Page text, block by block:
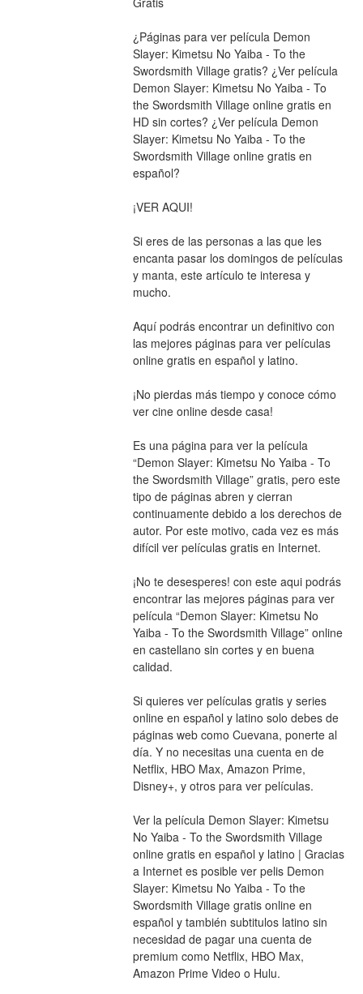
¿Páginas para ver película Demon
Slayer: Kimetsu No Yaiba - To the
Swordsmith Village gratis? ¿Ver película
Demon Slayer: Kimetsu No Yaiba - To
the Swordsmith Village online gratis en
HD sin cortes? ¿Ver película Demon
Slayer: Kimetsu No Yaiba - To the
Swordsmith Village online gratis en
español?
¡VER AQUI!
Si eres de las personas a las que les
encanta pasar los domingos de películas
y manta, este artículo te interesa y
mucho.
Aquí podrás encontrar un definitivo con
las mejores páginas para ver películas
online gratis en español y latino.
¡No pierdas más tiempo y conoce cómo
ver cine online desde casa!
Es una página para ver la película
“Demon Slayer: Kimetsu No Yaiba - To
the Swordsmith Village” gratis, pero este
tipo de páginas abren y cierran
continuamente debido a los derechos de
autor. Por este motivo, cada vez es más
difícil ver películas gratis en Internet.
¡No te desesperes! con este aqui podrás
encontrar las mejores páginas para ver
película “Demon Slayer: Kimetsu No
Yaiba - To the Swordsmith Village” online
en castellano sin cortes y en buena
calidad.
Si quieres ver películas gratis y series
online en español y latino solo debes de
páginas web como Cuevana, ponerte al
día. Y no necesitas una cuenta en de
Netflix, HBO Max, Amazon Prime,
Disney+, y otros para ver películas.
Ver la película Demon Slayer: Kimetsu
No Yaiba - To the Swordsmith Village
online gratis en español y latino | Gracias
a Internet es posible ver pelis Demon
Slayer: Kimetsu No Yaiba - To the
Swordsmith Village gratis online en
español y también subtitulos latino sin
necesidad de pagar una cuenta de
premium como Netflix, HBO Max,
Amazon Prime Video o Hulu.